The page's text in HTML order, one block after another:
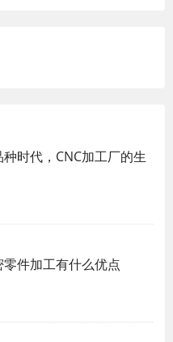
时代，CNC加工厂的生
件加工有什么优点